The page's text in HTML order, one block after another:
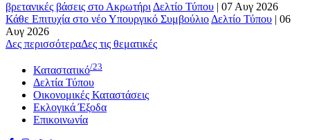
βρετανικές βάσεις στο Ακρωτήρι Δελτίο Τύπου | 07 Αυγ 2026
Κάθε Επιτυχία στο νέο Υπουργικό Συμβούλιο Δελτίο Τύπου | 06
Αυγ 2026
Δες περισσότεραΔες τις θεματικές
Καταστατικό/23
Δελτία Τύπου
Οικονομικές Καταστάσεις
Εκλογικά Έξοδα
Επικοινωνία